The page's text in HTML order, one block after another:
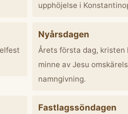
upphöjelse i
Nyårsdagen
Årets första dag, kristen
minne av Jesu
namngivning.
Fastlagssöndagen